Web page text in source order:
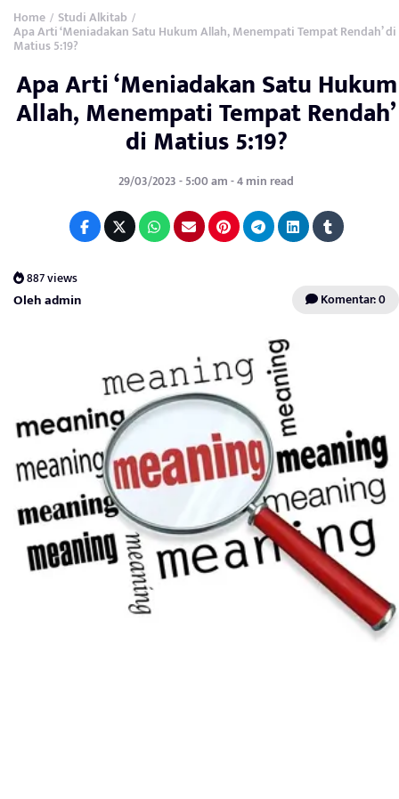
Home / Studi Alkitab /
Apa Arti ‘Meniadakan Satu Hukum Allah, Menempati Tempat Rendah’ di
Matius 5:19?
Apa Arti ‘Meniadakan Satu Hukum
Allah, Menempati Tempat Rendah’
di Matius 5:19?
29/03/2023 - 5:00 am - 4 min read
887 views
Oleh admin Komentar: 0